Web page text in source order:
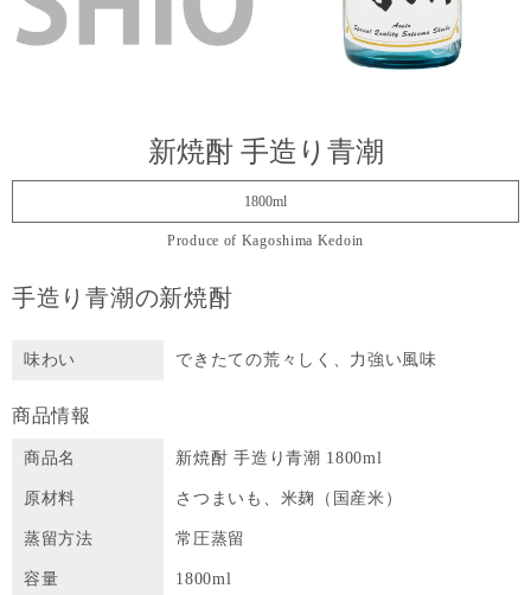
新焼酎 手造り青潮
1800ml
Produce of Kagoshima Kedoin
手造り青潮の新焼酎
味わい できたての荒々しく、力強い風味
商品情報
商品名 新焼酎 手造り青潮 1800ml
原材料 さつまいも、米麹（国産米）
蒸留方法 常圧蒸留
容量 1800ml